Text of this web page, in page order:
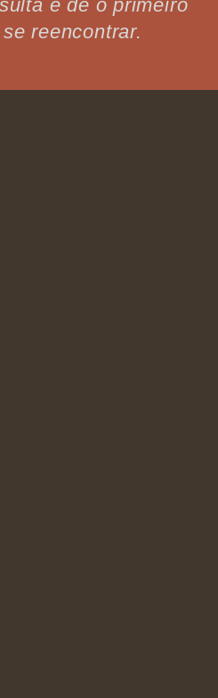
e dê o primeiro
reencontrar.